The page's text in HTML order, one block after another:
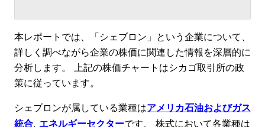
本レポートでは、「シェブロン」という企業について、
詳しく調べながら企業の株価に関連した情報を深層的に
分析します。 上記の株価チャートはシカゴ取引所の政
策に従っています。
シェブロンが属している業種はアメリカ石油およびガス
統合, エネルギーセクターです。 株式において各業種は